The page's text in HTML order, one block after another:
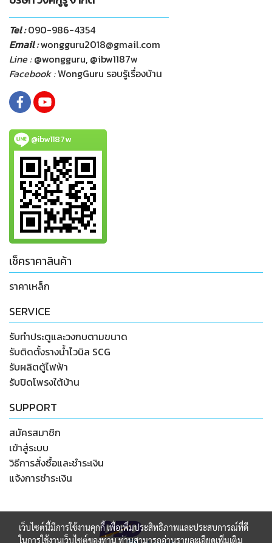
Tel :090-986-4354
Email :wongguru2018@gmail.com
Line :@wongguru, @ibw1187w
Facebook :WongGuru รอบรู้เรื่องบ้าน
@ibw1187w
เช็คราคาสินค้า
ราคาเหล็ก
SERVICE
รับทำประตูและวงกบตามขนาด
รับติดตั้งรางน้ำไวนิล SCG
รับผลิตตู้ไฟฟ้า
รับปิดโพรงใต้บ้าน
SUPPORT
สมัครสมาชิก
เข้าสู่ระบบ
วิธีการสั่งซื้อและชำระเงิน
แจ้งการชำระเงิน
เว็บไซต์นี้มีการใช้งานคุกกี้ เพื่อเพิ่มประสิทธิภาพและประสบการณ์ที่ดี
ในการใช้งานเว็บไซต์ของท่าน ท่านสามารถอ่านรายละเอียดเพิ่มเติม